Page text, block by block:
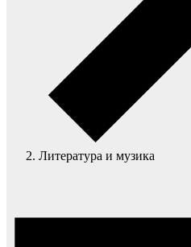
Литература и музика